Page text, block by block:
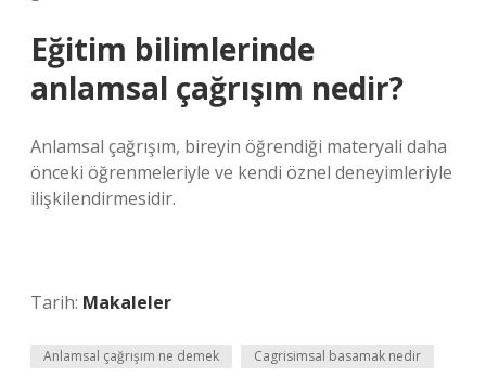
Eğitim bilimlerinde
anlamsal çağrışım nedir?
Anlamsal çağrışım, bireyin öğrendiği materyali daha
önceki öğrenmeleriyle ve kendi öznel deneyimleriyle
ilişkilendirmesidir.
Tarih: Makaleler
Anlamsal çağrışım ne demek Cagrisimsal basamak nedir